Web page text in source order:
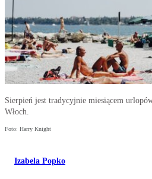
Sierpień jest tradycyjnie miesiącem
Włoch.
Foto: Harry Knight
Izabela Popko